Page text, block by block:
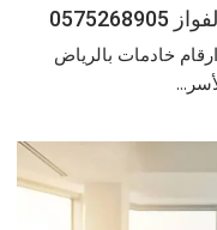
خادمات بالرياض